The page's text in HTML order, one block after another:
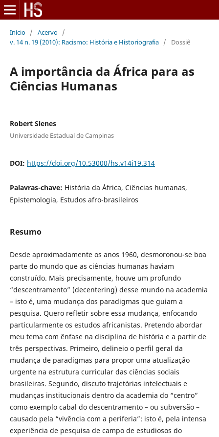
Início / Acervo /
v. 14 n. 19 (2010): Racismo: História e Historiografia / Dossiê
A importância da África para as
Ciências Humanas
Robert Slenes
Universidade Estadual de Campinas
DOI: https://doi.org/10.53000/hs.v14i19.314
Palavras-chave: História da África, Ciências humanas,
Epistemologia, Estudos afro-brasileiros
Resumo
Desde aproximadamente os anos 1960, desmoronou-se boa
parte do mundo que as ciências humanas haviam
construído. Mais precisamente, houve um profundo
“descentramento” (decentering) desse mundo na academia
– isto é, uma mudança dos paradigmas que guiam a
pesquisa. Quero refletir sobre essa mudança, enfocando
particularmente os estudos africanistas. Pretendo abordar
meu tema com ênfase na disciplina de história e a partir de
três perspectivas. Primeiro, delineio o perfil geral da
mudança de paradigmas para propor uma atualização
urgente na estrutura curricular das ciências sociais
brasileiras. Segundo, discuto trajetórias intelectuais e
mudanças institucionais dentro da academia do “centro”
como exemplo cabal do descentramento – ou subversão –
causado pela “vivência com a periferia”: isto é, pela intensa
experiência de pesquisa de campo de estudiosos do